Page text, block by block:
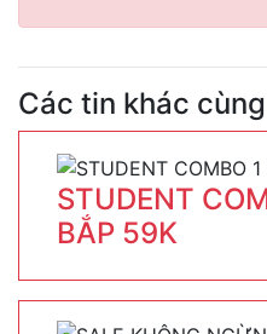
Các tin khác
STUDENT
BẮP 59K